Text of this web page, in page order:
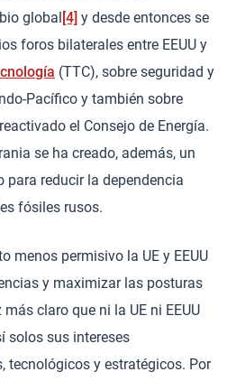
global [4] y desde entonces se
foros bilaterales entre EEUU y
(TTC), sobre seguridad y
Pacífico y también sobre
el Consejo de Energía.
se ha creado, además, un
reducir la dependencia
fósiles rusos.
menos permisivo la UE y EEUU
y maximizar las posturas
claro que ni la UE ni EEUU
solos sus intereses
tecnológicos y estratégicos. Por